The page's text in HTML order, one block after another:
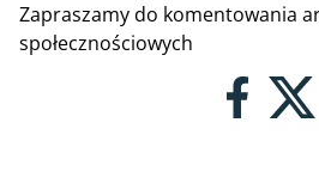
Zapraszamy do komentowania
społecznościowych